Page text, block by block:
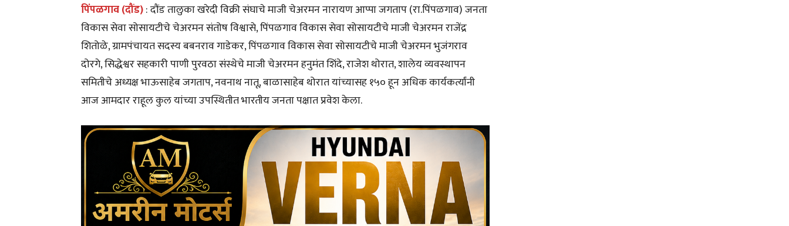
पिंपळगाव (दौंड): दौंड तालुका खरेदी विक्री संघाचे माजी चेअरमन नारायण आप्पा जगताप (रा.पिंपळगाव) जनता
विकास सेवा सोसायटीचे चेअरमन संतोष विश्वासे, पिंपळगाव विकास सेवा सोसायटीचे माजी चेअरमन राजेंद्र
शितोळे, ग्रामपंचायत सदस्य बबनराव गाडेकर, पिंपळगाव विकास सेवा सोसायटीचे माजी चेअरमन भुजंगराव
दोरगे, सिद्धेश्वर सहकारी पाणी पुरवठा संस्थेचे माजी चेअरमन हनुमंत शिंदे, राजेश थोरात, शालेय व्यवस्थापन
समितीचे अध्यक्ष भाऊसाहेब जगताप, नवनाथ नातू, बाळासाहेब थोरात यांच्यासह १५० हून अधिक कार्यकर्त्यांनी
आज आमदार राहूल कुल यांच्या उपस्थितीत भारतीय जनता पक्षात प्रवेश केला.